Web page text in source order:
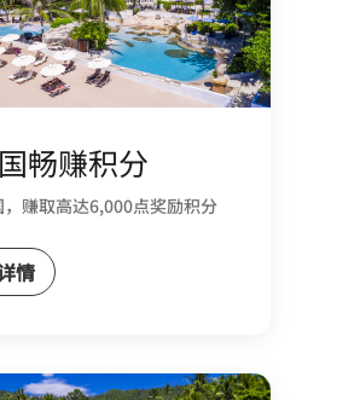
畅赚积分
赚取高达6,000点奖励积分
情